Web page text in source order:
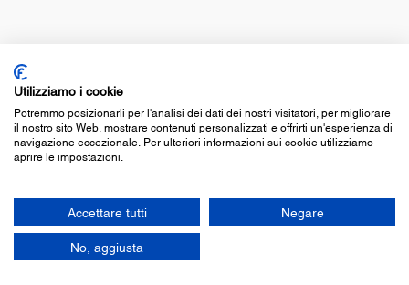
Utilizziamo i cookie
Potremmo posizionarli per l'analisi dei dati dei nostri visitatori, per migliorare
il nostro sito Web, mostrare contenuti personalizzati e offrirti un'esperienza di
navigazione eccezionale. Per ulteriori informazioni sui cookie utilizziamo
aprire le impostazioni.
Accettare tutti Negare
No, aggiusta